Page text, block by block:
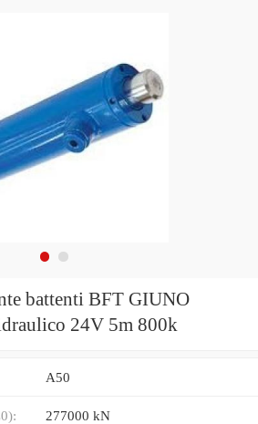
battenti BFT GIUNO
24V 5m 800k
A50
277000 kN